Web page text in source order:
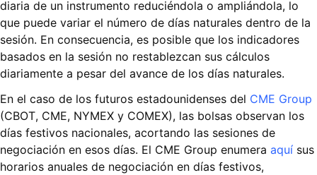
diaria de un instrumento reduciéndola o ampliándola, lo
que puede variar el número de días naturales dentro de la
sesión. En consecuencia, es posible que los indicadores
basados en la sesión no restablezcan sus cálculos
diariamente a pesar del avance de los días naturales.
En el caso de los futuros estadounidenses del CME Group
(CBOT, CME, NYMEX y COMEX), las bolsas observan los
días festivos nacionales, acortando las sesiones de
negociación en esos días. El CME Group enumera aquí sus
horarios anuales de negociación en días festivos,